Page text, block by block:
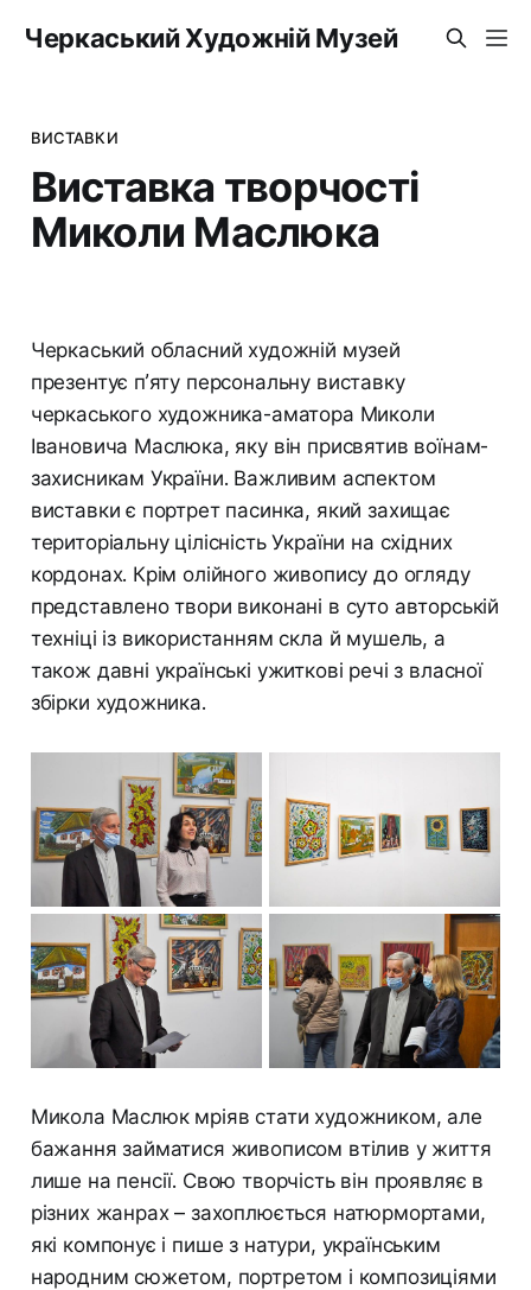
Черкаський Художній Музей
ВИСТАВКИ
Виставка творчості
Миколи Маслюка
Черкаський обласний художній музей
презентує п’яту персональну виставку
черкаського художника-аматора Миколи
Івановича Маслюка, яку він присвятив воїнам-
захисникам України. Важливим аспектом
виставки є портрет пасинка, який захищає
територіальну цілісність України на східних
кордонах. Крім олійного живопису до огляду
представлено твори виконані в суто авторській
техніці із використанням скла й мушель, а
також давні українські ужиткові речі з власної
збірки художника.
Микола Маслюк мріяв стати художником, але
бажання займатися живописом втілив у життя
лише на пенсії. Свою творчість він проявляє в
різних жанрах – захоплюється натюрмортами,
які компонує і пише з натури, українським
народним сюжетом, портретом і композиціями